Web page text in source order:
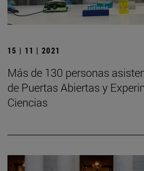
15 | 11 | 2021
Más de 130 personas
de Puertas Abiertas y
Ciencias